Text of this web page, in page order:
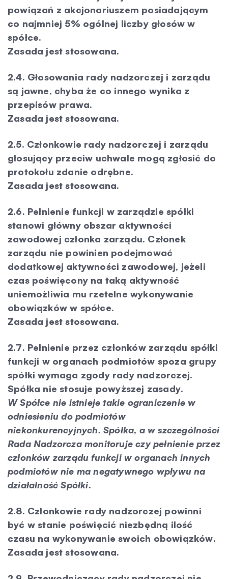
powiązań z akcjonariuszem posiadającym
co najmniej 5% ogólnej liczby głosów w
spółce.
Zasada jest stosowana.
2.4. Głosowania rady nadzorczej i zarządu
są jawne, chyba że co innego wynika z
przepisów prawa.
Zasada jest stosowana.
2.5. Członkowie rady nadzorczej i zarządu
głosujący przeciw uchwale mogą zgłosić do
protokołu zdanie odrębne.
Zasada jest stosowana.
2.6. Pełnienie funkcji w zarządzie spółki
stanowi główny obszar aktywności
zawodowej członka zarządu. Członek
zarządu nie powinien podejmować
dodatkowej aktywności zawodowej, jeżeli
czas poświęcony na taką aktywność
uniemożliwia mu rzetelne wykonywanie
obowiązków w spółce.
Zasada jest stosowana.
2.7. Pełnienie przez członków zarządu spółki
funkcji w organach podmiotów spoza grupy
spółki wymaga zgody rady nadzorczej.
Spółka nie stosuje powyższej zasady.
W Spółce nie istnieje takie ograniczenie w
odniesieniu do podmiotów
niekonkurencyjnych. Spółka, a w szczególności
Rada Nadzorcza monitoruje czy pełnienie przez
członków zarządu funkcji w organach innych
podmiotów nie ma negatywnego wpływu na
działalność Spółki.
2.8. Członkowie rady nadzorczej powinni
być w stanie poświęcić niezbędną ilość
czasu na wykonywanie swoich obowiązków.
Zasada jest stosowana.